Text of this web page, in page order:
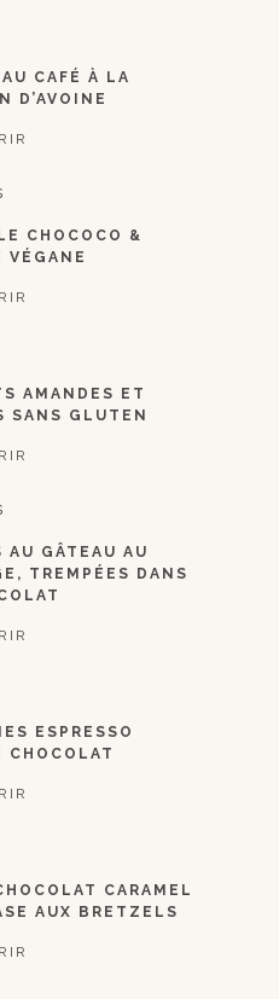
AU CAFÉ À LA
D’AVOINE
CHOCOCO &
VÉGANE
AMANDES ET
SANS GLUTEN
AU GÂTEAU AU
TREMPÉES DANS
ESPRESSO
CHOCOLAT
CARAMEL
AUX BRETZELS